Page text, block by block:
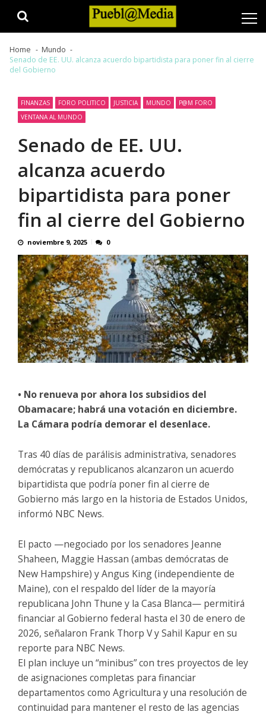
Home
Mundo
Senado de EE. UU. alcanza acuerdo bipartidista para poner fin al cierre
del Gobierno
FINANZAS FORO POLITICO JUSTICIA MUNDO
P@M FORO
VENTANA AL MUNDO
Senado de EE. UU.
alcanza acuerdo
bipartidista para poner
fin al cierre del Gobierno
noviembre 9, 2025 0
• No renueva por ahora los subsidios del
Obamacare; habrá una votación en diciembre.
La Cámara podría demorar el desenlace.
Tras 40 días de parálisis administrativa, senadores
demócratas y republicanos alcanzaron un acuerdo
bipartidista que podría poner fin al cierre de
Gobierno más largo en la historia de Estados Unidos,
informó NBC News.
El pacto —negociado por los senadores Jeanne
Shaheen, Maggie Hassan (ambas demócratas de
New Hampshire) y Angus King (independiente de
Maine), con el respaldo del líder de la mayoría
republicana John Thune y la Casa Blanca— permitirá
financiar al Gobierno federal hasta el 30 de enero de
2026, señalaron Frank Thorp V y Sahil Kapur en su
reporte para NBC News.
El plan incluye un “minibus” con tres proyectos de ley
de asignaciones completas para financiar
departamentos como Agricultura y una resolución de
continuidad para mantener el resto de las agencias